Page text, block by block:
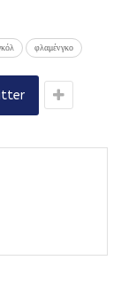
φλαμένγκο